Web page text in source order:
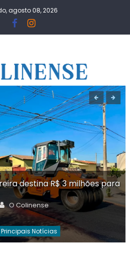
agosto 08, 2026
destina R$ 3 milhões para
Author
O Colinense
Principais Notícias